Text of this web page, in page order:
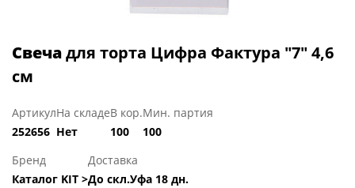
Свечадля торта Цифра Фактура "7" 4,6
см
Артикул
252656
На складе
Нет
В кор.
100
Мин. партия
100
Бренд
Каталог KIT >
Доставка
До скл.Уфа 18 дн.